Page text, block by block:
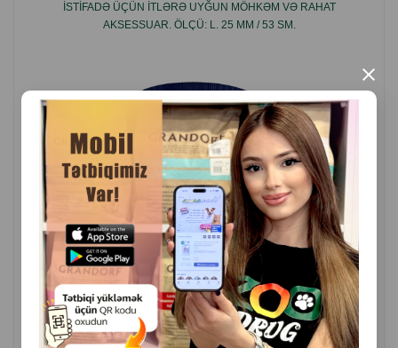
×
ISTIFADƏ ÜÇÜN ITLƏRƏ UYĞUN MÖHKƏM VƏ RAHAT
AKSESSUAR. ÖLÇÜ: L. 25 MM / 53 SM.
( Rəylər)
Çəki Qiymət
Almaq
1 ədəd
20.50